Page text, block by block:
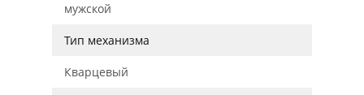
мужской
Тип механизма
Кварцевый